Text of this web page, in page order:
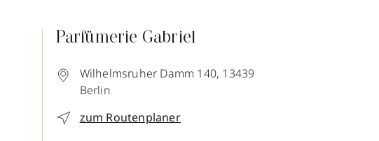
Parfümerie Gabriel
Wilhelmsruher Damm 140, 13439
Berlin
zum Routenplaner